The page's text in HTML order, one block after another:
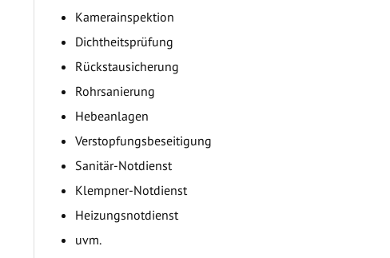
Kamerainspektion
Dichtheitsprüfung
Rückstausicherung
Rohrsanierung
Hebeanlagen
Verstopfungsbeseitigung
Sanitär-Notdienst
Klempner-Notdienst
Heizungsnotdienst
uvm.